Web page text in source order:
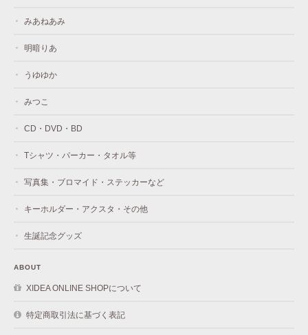
みあねあみ
明暗りあ
うゆゆか
みつこ
CD・DVD・BD
Tシャツ・パーカー・タオル等
写真集・ブロマイド・ステッカーなど
キーホルダー・アクスタ・その他
生誕記念グッズ
ABOUT
XIDEA ONLINE SHOPについて
特定商取引法に基づく表記